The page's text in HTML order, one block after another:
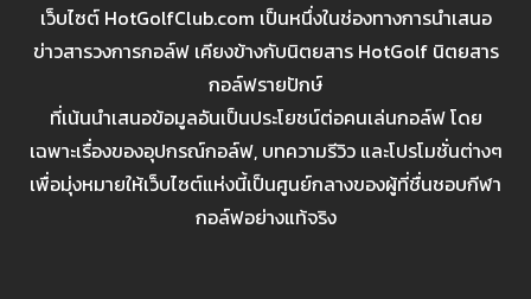
เว็บไซต์ HotGolfClub.com เป็นหนึ่งในช่องทางการนำเสนอ
ข่าวสารวงการกอล์ฟ เคียงข้างกับนิตยสาร HotGolf นิตยสาร
กอล์ฟรายปักษ์
ที่เน้นนำเสนอข้อมูลอันเป็นประโยชน์ต่อคนเล่นกอล์ฟ โดย
เฉพาะเรื่องของอุปกรณ์กอล์ฟ, บทความรีวิว และโปรโมชั่นต่างๆ
เพื่อมุ่งหมายให้เว็บไซต์แห่งนี้เป็นศูนย์กลางของผู้ที่ชื่นชอบกีฬา
กอล์ฟอย่างแท้จริง